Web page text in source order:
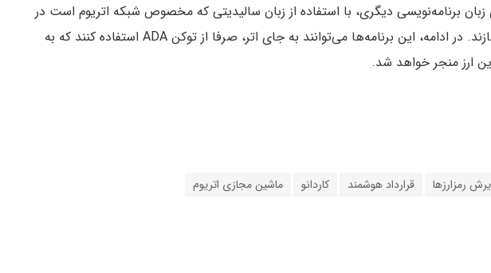
زبان برنامه‌نویسی دیگری، با استفاده از زبان سالیدیتی که مخصوص شبکه اتریوم است در
بلاکچین کاردانو برنامه بسازند. در ادامه، این برنامه‌ها می‌توانند به جای اتر، صرفا از توکن ADA استفاده کنند که به
ارز منجر خواهد شد.
رمزارزها قرارداد هوشمند کاردانو ماشین مجازی اتریوم